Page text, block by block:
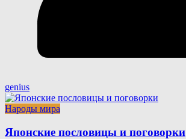
genius
Народы мира
Японские пословицы и поговорки